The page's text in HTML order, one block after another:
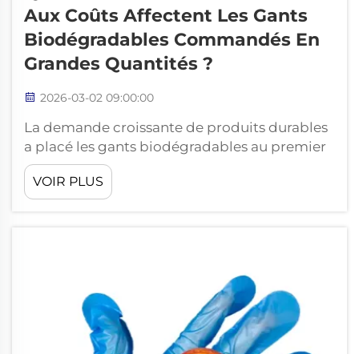
Aux Coûts Affectent Les Gants
Biodégradables Commandés En
Grandes Quantités ?
2026-03-02 09:00:00
La demande croissante de produits durables
a placé les gants biodégradables au premier
plan des décisions d’achat guidées par des
préoccupations environnementales. À
mesure que les entreprises accordent une
VOIR PLUS